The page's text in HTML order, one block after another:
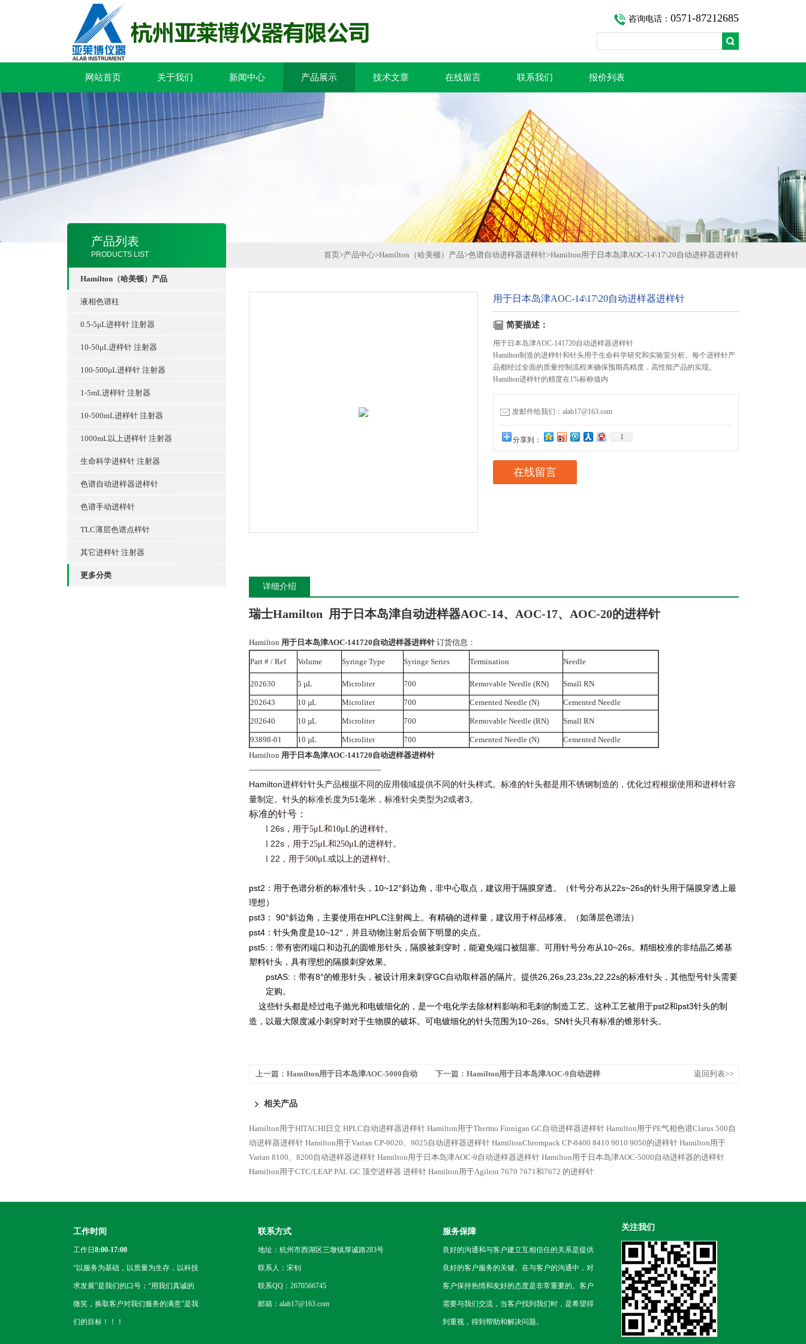
咨询电话： 0571-87212685
网站首页 关于我们 新闻中心 产品展示 技术文章 在线留言 联系我们 报价列表
产品列表
PRODUCTS LIST
Hamilton（哈美顿）产品
液相色谱柱
0.5-5μL进样针 注射器
10-50μL进样针 注射器
100-500μL进样针 注射器
1-5mL进样针 注射器
10-500mL进样针 注射器
1000mL以上进样针 注射器
生命科学进样针 注射器
色谱自动进样器进样针
色谱手动进样针
TLC薄层色谱点样针
其它进样针 注射器
更多分类
首页>产品中心>Hamilton（哈美顿）产品>色谱自动进样器进样针>Hamilton用于日本岛津AOC-14\17\20自动进样器进样针
用于日本岛津AOC-14\17\20自动进样器进样针
简要描述：
用于日本岛津AOC-141720自动进样器进样针
Hamilton制造的进样针和针头用于生命科学研究和实验室分析。每个进样针产
品都经过全面的质量控制流程来确保预期高精度，高性能产品的实现。
Hamilton进样针的精度在1%标称值内
发邮件给我们：alab17@163.com
分享到： 1
在线留言
详细介绍
瑞士Hamilton 用于日本岛津自动进样器AOC-14、AOC-17、AOC-20的进样针
Hamilton 用于日本岛津AOC-141720自动进样器进样针 订货信息：
Part # / Ref Volume Syringe Type Syringe Series Termination Needle
202630 5 µL Microliter 700 Removable Needle (RN) Small RN
202643 10 µL Microliter 700 Cemented Needle (N) Cemented Needle
202640 10 µL Microliter 700 Removable Needle (RN) Small RN
93898-01 10 µL Microliter 700 Cemented Needle (N)
Cemented Needle
Hamilton 用于日本岛津AOC-141720自动进样器进样针
-------------------------------------------------------
Hamilton进样针针头产品根据不同的应用领域提供不同的针头样式。标准的针头都是用不锈钢制造的，优化过程根据使用和进样针容
量制定。针头的标准长度为51 毫米，标准针尖类型为2或者3。
标准的针号 ：
l 26s ，用于5μL和 10μL的进样针。
l 22s ，用于25μL和250μL的进样针。
l 22 ，用于500μL或以上的进样针。
pst2 ： 用于色谱分析的标准针头， 10~12°斜边角，非中心取点，建议用于隔膜穿透。（针号分布从22s~26s的针头用于隔膜穿透上最
理想）
pst3 ： 90°斜边角，主要使用在HPLC注射阀上。有精确的进样量，建议用于样品移液。（如薄层色谱法）
pst4 ： 针头角度是10~12° ，并且动物注射后会留下明显的尖点。
pst5: ： 带有密闭端口和边孔的圆锥形针头，隔膜被刺穿时，能避免端口被阻塞。可用针号分布从10~26s。精细校准的非结晶乙烯基
塑料针头，具有理想的隔膜刺穿效果。
pstAS: ： 带有8°的锥形针头，被设计用来刺穿GC自动取样器的隔片。提供26,26s,23,23s,22,22s的标准针头，其他型号针头需要
定购。
这些针头都是经过电子抛光和电镀细化的，是一个电化学去除材料影响和毛刺的制造工艺。这种工艺被用于pst2和 pst3针头的制
造，以最大限度减小刺穿时对于生物膜的破坏。可电镀细化的针头范围为10~26s。 SN针头只有标准的锥形针头。
上一篇： Hamilton用于日本岛津AOC-5000自动
下一篇： Hamilton用于日本岛津AOC-9自动进样
返回列表>>
相关产品
Hamilton用于HITACHI日立 HPLC自动进样器进样针 Hamilton用于Thermo Finnigan GC自动进样器进样针 Hamilton用于PE气相色谱Clarus 500自
动进样器进样针 Hamilton用于Varian CP-9020、9025自动进样器进样针 HamiltonChrompack CP-8400 8410 9010 9050的进样针 Hamilton用于
Varian 8100、8200自动进样器进样针 Hamilton用于日本岛津AOC-9自动进样器进样针 Hamilton用于日本岛津AOC-5000自动进样器的进样针
Hamilton用于CTC/LEAP PAL GC 顶空进样器 进样针 Hamilton用于Agilent 7670 7671和7672 的进样针
工作时间
工作日 8:00-17:00
“以服务为基础，以质量为生存，以科技
求发展”是我们的口号；“用我们真诚的
微笑，换取客户对我们服务的满意”是我
们的目标！！！
联系方式
地址：杭州市西湖区三墩镇厚诚路283号
联系人：宋钊
联系QQ：2670566745
邮箱：alab17@163.com
服务保障
良好的沟通和与客户建立互相信任的关系是提供
良好的客户服务的关键。在与客户的沟通中，对
客户保持热情和友好的态度是非常重要的。客户
需要与我们交流，当客户找到我们时，是希望得
到重视，得到帮助和解决问题。
关注我们